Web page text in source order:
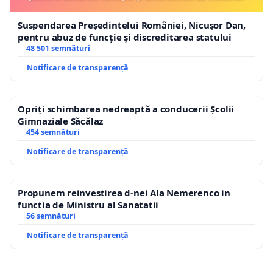
Suspendarea Președintelui României, Nicușor Dan,
pentru abuz de funcție și discreditarea statului
48 501 semnături
Notificare de transparență
Opriți schimbarea nedreaptă a conducerii Școlii
Gimnaziale Săcălaz
454 semnături
Notificare de transparență
Propunem reinvestirea d-nei Ala Nemerenco in
functia de Ministru al Sanatatii
56 semnături
Notificare de transparență